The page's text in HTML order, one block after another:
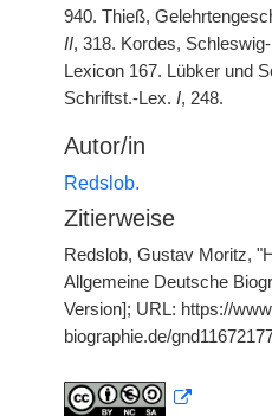
940. Thieß,
II, 318. Kordes,
Lexicon 167. Lübker und
Schriftst.-Lex. I, 248.
Autor/in
Redslob.
Zitierweise
Redslob, Gustav Moritz,
Allgemeine Deutsche
Version]; URL: https://
biographie.de/